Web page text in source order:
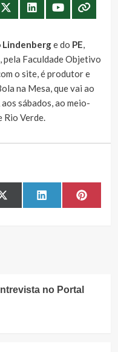
Lindenberge do PE,
Faculdade Objetivo
o site, é produtor e
na Mesa, que vai ao
sábados, ao meio-
Rio Verde.
Share
on
X
(Twitter)
Share
on
LinkedIn Share
on
no Portal